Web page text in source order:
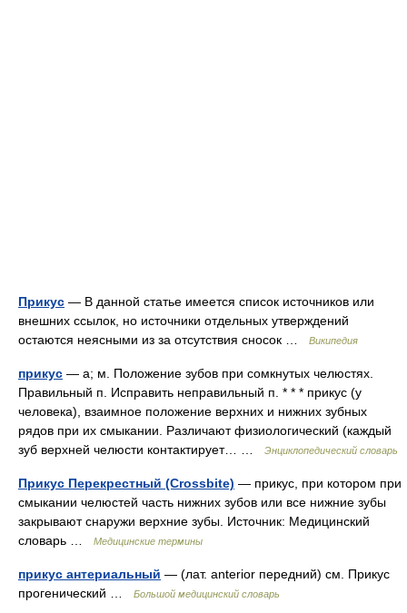
Прикус — В данной статье имеется список источников или
внешних ссылок, но источники отдельных утверждений
остаются неясными из за отсутствия сносок …
Википедия
прикус — а; м. Положение зубов при сомкнутых челюстях.
Правильный п. Исправить неправильный п. * * * прикус (у
человека), взаимное положение верхних и нижних зубных
рядов при их смыкании. Различают физиологический (каждый
зуб верхней челюсти контактирует… …
Энциклопедический словарь
Прикус Перекрестный (Crossbite) — прикус, при котором при
смыкании челюстей часть нижних зубов или все нижние зубы
закрывают снаружи верхние зубы. Источник: Медицинский
словарь …
Медицинские термины
прикус антериальный — (лат. anterior передний) см. Прикус
прогенический …
Большой медицинский словарь